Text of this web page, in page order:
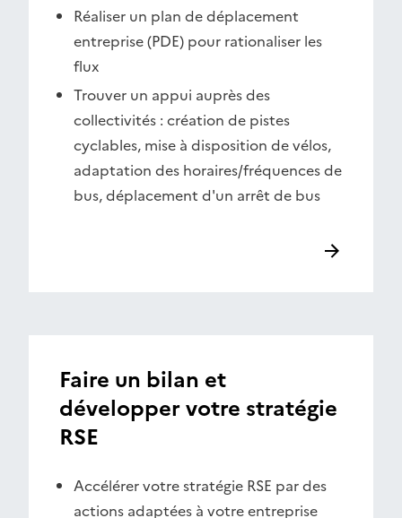
Réaliser un plan de déplacement
entreprise (PDE) pour rationaliser les
flux
Trouver un appui auprès des
collectivités : création de pistes
cyclables, mise à disposition de vélos,
adaptation des horaires/fréquences de
bus, déplacement d'un arrêt de bus
Faire un bilan et
développer votre stratégie
RSE
Accélérer votre stratégie RSE par des
actions adaptées à votre entreprise